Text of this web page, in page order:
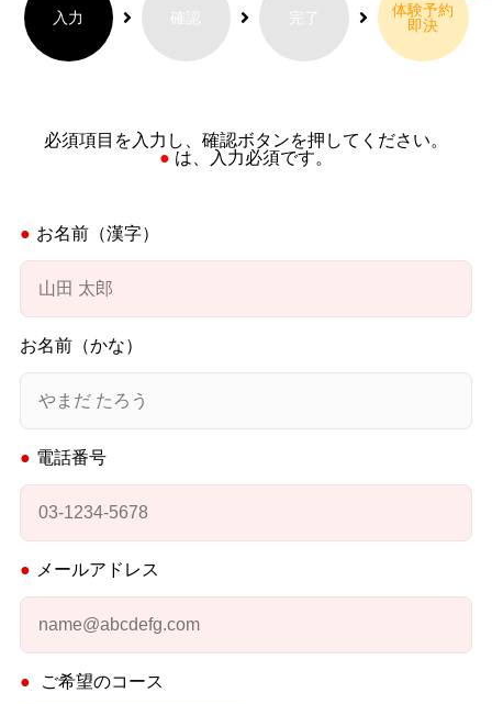
入力 確認 完了
体験予約
即決
必須項目を入力し、確認ボタンを押してください。
● は、入力必須です。
お名前（漢字）
お名前（かな）
電話番号
メールアドレス
ご希望のコース